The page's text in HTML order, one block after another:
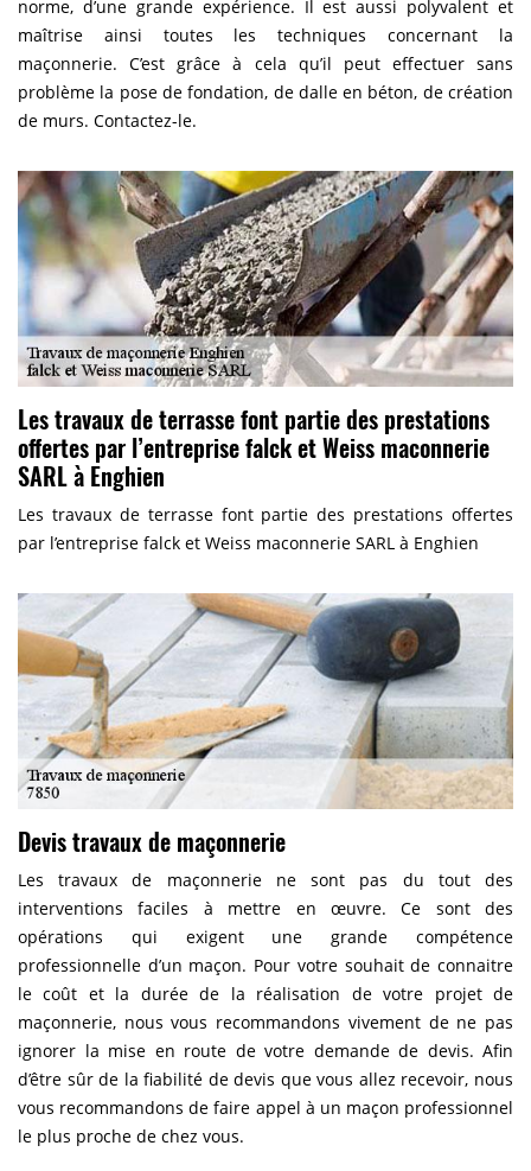
norme, d’une grande expérience. Il est aussi polyvalent et
maîtrise ainsi toutes les techniques concernant la
maçonnerie. C’est grâce à cela qu’il peut effectuer sans
problème la pose de fondation, de dalle en béton, de création
de murs. Contactez-le.
Les travaux de terrasse font partie des prestations
offertes par l’entreprise falck et Weiss maconnerie
SARL à Enghien
Les travaux de terrasse font partie des prestations offertes
par l’entreprise falck et Weiss maconnerie SARL à Enghien
Devis travaux de maçonnerie
Les travaux de maçonnerie ne sont pas du tout des
interventions faciles à mettre en œuvre. Ce sont des
opérations qui exigent une grande compétence
professionnelle d’un maçon. Pour votre souhait de connaitre
le coût et la durée de la réalisation de votre projet de
maçonnerie, nous vous recommandons vivement de ne pas
ignorer la mise en route de votre demande de devis. Afin
d’être sûr de la fiabilité de devis que vous allez recevoir, nous
vous recommandons de faire appel à un maçon professionnel
le plus proche de chez vous.